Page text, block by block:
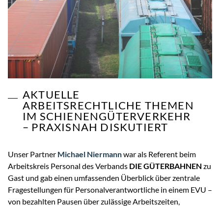
AKTUELLE
ARBEITSRECHTLICHE THEMEN
IM SCHIENENGÜTERVERKEHR
– PRAXISNAH DISKUTIERT
Unser Partner Michael Niermannwar als Referent beim
Arbeitskreis Personal des Verbands DIE GÜTERBAHNEN zu
Gast und gab einen umfassenden Überblick über zentrale
Fragestellungen für Personalverantwortliche in einem EVU –
von bezahlten Pausen über zulässige Arbeitszeiten,